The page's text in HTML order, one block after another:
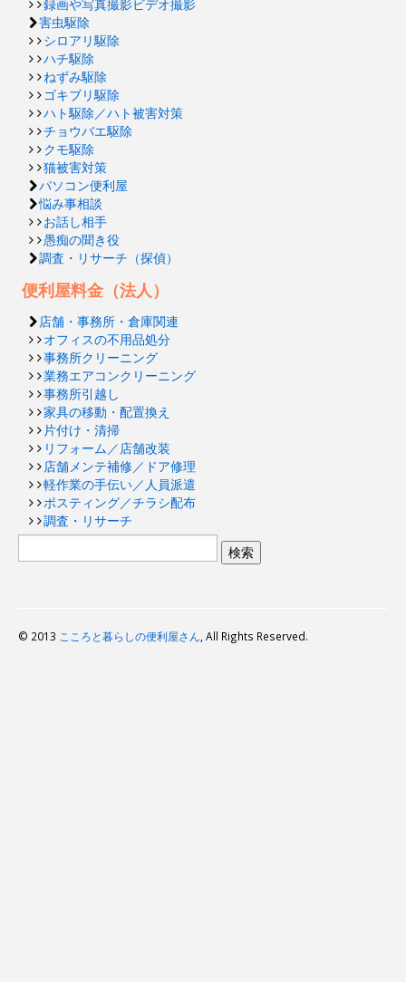
録画や写真撮影ビデオ撮影
害虫駆除
シロアリ駆除
ハチ駆除
ねずみ駆除
ゴキブリ駆除
ハト駆除／ハト被害対策
チョウバエ駆除
クモ駆除
猫被害対策
パソコン便利屋
悩み事相談
お話し相手
愚痴の聞き役
調査・リサーチ（探偵）
便利屋料金（法人）
店舗・事務所・倉庫関連
オフィスの不用品処分
事務所クリーニング
業務エアコンクリーニング
事務所引越し
家具の移動・配置換え
片付け・清掃
リフォーム／店舗改装
店舗メンテ補修／ドア修理
軽作業の手伝い／人員派遣
ポスティング／チラシ配布
調査・リサーチ
© 2013 こころと暮らしの便利屋さん , All Rights Reserved.